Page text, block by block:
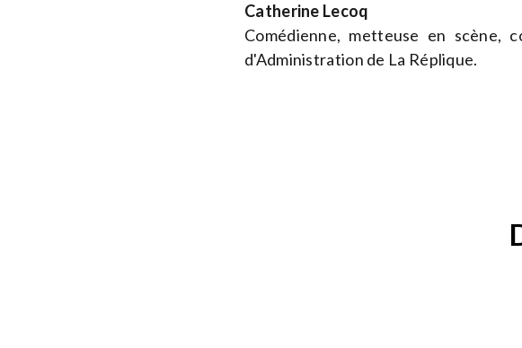
Catherine Lecoq
Comédienne, metteuse en scène,
d'Administration de La Réplique.